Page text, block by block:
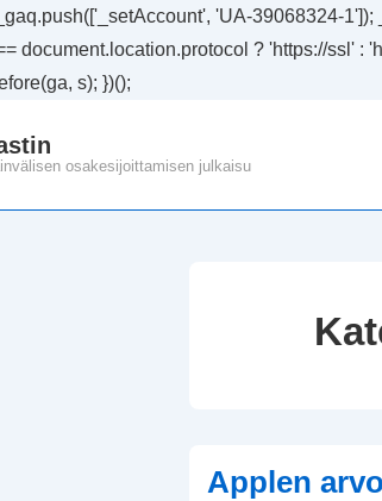
'UA-39068324-
document.location.protocol ? 'https://ssl'
s); })();
osakesijoittamisen julkaisu
Applen